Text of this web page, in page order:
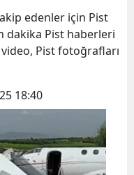
edenler için Pist
dakika Pist haberleri
Pist fotoğrafları
18:40